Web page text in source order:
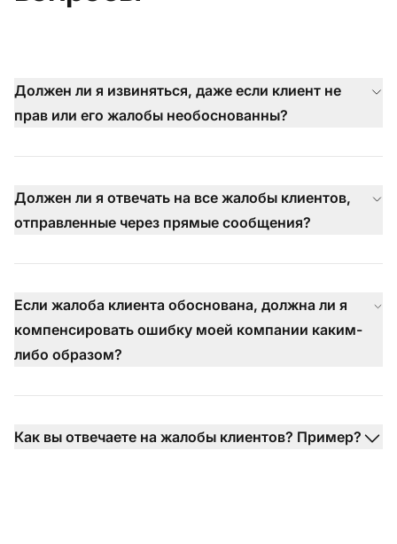
Должен ли я извиняться, даже если клиент не
прав или его жалобы необоснованны?
Должен ли я отвечать на все жалобы клиентов,
отправленные через прямые сообщения?
Если жалоба клиента обоснована, должна ли я
компенсировать ошибку моей компании каким-
либо образом?
Как вы отвечаете на жалобы клиентов? Пример?